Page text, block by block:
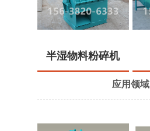
半湿物料粉碎机
应用领域